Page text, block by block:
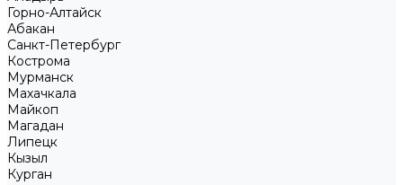
Горно-Алтайск
Абакан
Санкт-Петербург
Кострома
Мурманск
Махачкала
Майкоп
Магадан
Липецк
Кызыл
Курган